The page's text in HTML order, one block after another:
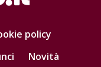
policy
Novità